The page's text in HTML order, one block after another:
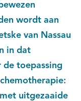
wordt aan
van Nassau
in dat
de toepassing
uitgezaaide